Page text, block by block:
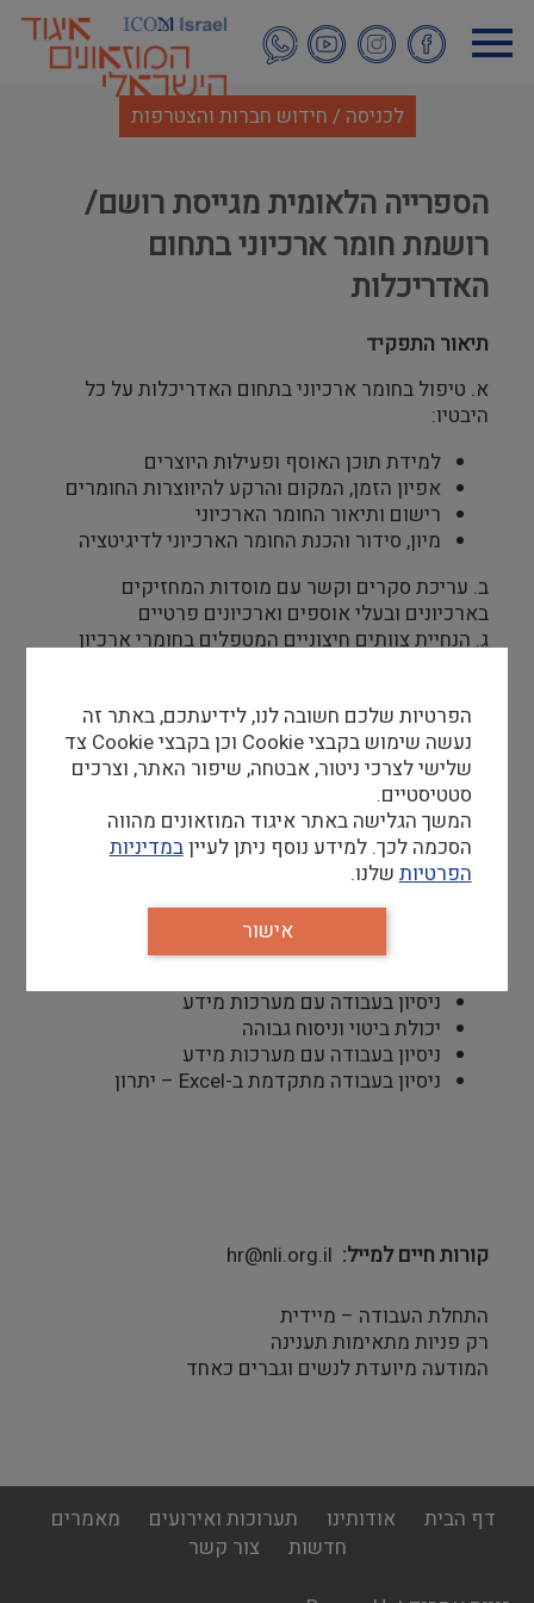
לתוכן
העיקרי
לכניסה / חידוש חברות והצטרפות
הספרייה הלאומית מגייסת רושם/
רושמת חומר ארכיוני בתחום
האדריכלות
תיאור התפקיד
א. טיפול בחומר ארכיוני בתחום האדריכלות על כל
היבטיו:
למידת תוכן האוסף ופעילות היוצרים
אפיון הזמן, המקום והרקע להיווצרות החומרים
רישום ותיאור החומר הארכיוני
מיון, סידור והכנת החומר הארכיוני לדיגיטציה
ב. עריכת סקרים וקשר עם מוסדות המחזיקים
בארכיונים ובעלי אוספים וארכיונים פרטיים
ג. הנחיית צוותים חיצוניים המטפלים בחומרי ארכיון
הצוות
דרישות סף
תואר אקדמי באדריכלות (ניסיון רלוונטי אחר
יישקל לגופו של עניין)
שליטה מלאה בעברית ובאנגלית, שפות נוספות –
ניסיון בעבודה עם מערכות מידע
יכולת ביטוי וניסוח גבוהה
ניסיון בעבודה עם מערכות מידע
ניסיון בעבודה מתקדמת ב-Excel – יתרון
קורות חיים למייל hr@nli.org.il
התחלת העבודה – מיידית
רק פניות מתאימות תענינה
המודעה מיועדת לנשים וגברים כאחד
footer
menu
דף הבית אודותינו תערוכות ואירועים
מאמרים
חדשות
צור קשר
הפרטיות שלכם חשובה לנו, לידיעתכם, באתר זה
נעשה שימוש בקבצי Cookie וכן בקבצי Cookie צד
שלישי לצרכי ניטור, אבטחה, שיפור האתר, וצרכים
סטטיסטיים.
המשך הגלישה באתר איגוד המוזאונים מהווה
הסכמה לכך. למידע נוסף ניתן לעייןבמדיניות
הפרטיותשלנו.
אישור